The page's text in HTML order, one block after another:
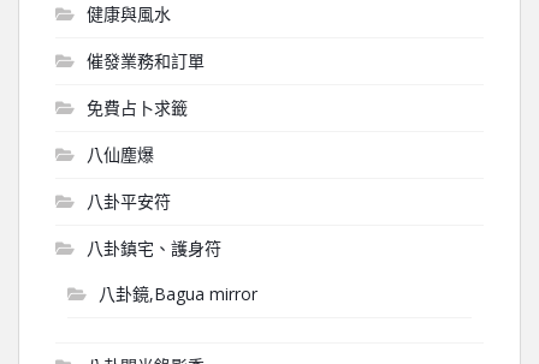
健康與風水
催發業務和訂單
免費占卜求籤
八仙塵爆
八卦平安符
八卦鎮宅、護身符
八卦鏡,Bagua mirror